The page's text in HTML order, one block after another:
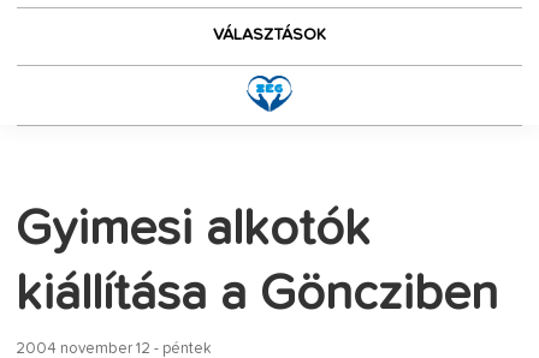
VÁLASZTÁSOK
Gyimesi alkotók
kiállítása a Göncziben
2004 november 12 - péntek